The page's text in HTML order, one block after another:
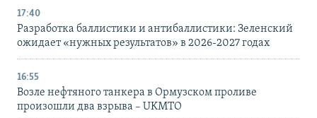
17:40
Разработка баллистики и антибаллистики: Зеленский
ожидает «нужных результатов» в 2026-2027 годах
16:55
Возле нефтяного танкера в Ормузском проливе
произошли два взрыва – UKMTO